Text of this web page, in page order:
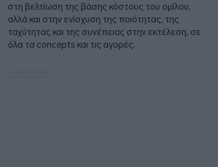
στη βελτίωση της βάσης κόστους του ομίλου,
αλλά και στην ενίσχυση της ποιότητας, της
ταχύτητας και της συνέπειας στην εκτέλεση, σε
όλα τα concepts και τις αγορές.